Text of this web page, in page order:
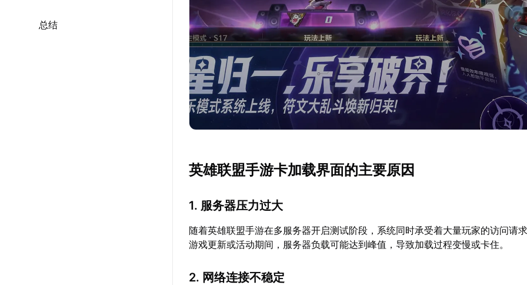
总结
英雄联盟手游卡加载界面的主要原因
1. 服务器压力过大
随着英雄联盟手游在多服务器开启测试阶段，系统同时承受着大量玩家的访问请
游戏更新或活动期间，服务器负载可能达到峰值，导致加载过程变慢或卡住。
2. 网络连接不稳定